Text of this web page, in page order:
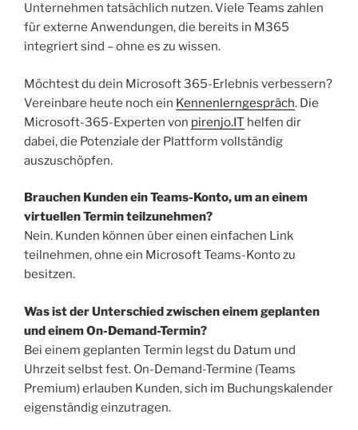
Unternehmen tatsächlich nutzen. Viele Teams zahlen
für externe Anwendungen, die bereits in M365
integriert sind – ohne es zu wissen.
Möchtest du dein Microsoft 365-Erlebnis verbessern?
Vereinbare heute noch ein Kennenlerngespräch. Die
Microsoft-365-Experten von pirenjo.IT helfen dir
dabei, die Potenziale der Plattform vollständig
auszuschöpfen.
Brauchen Kunden ein Teams-Konto, um an einem
virtuellen Termin teilzunehmen?
Nein. Kunden können über einen einfachen Link
teilnehmen, ohne ein Microsoft Teams-Konto zu
besitzen.
Was ist der Unterschied zwischen einem geplanten
und einem On-Demand-Termin?
Bei einem geplanten Termin legst du Datum und
Uhrzeit selbst fest. On-Demand-Termine (Teams
Premium) erlauben Kunden, sich im Buchungskalender
eigenständig einzutragen.